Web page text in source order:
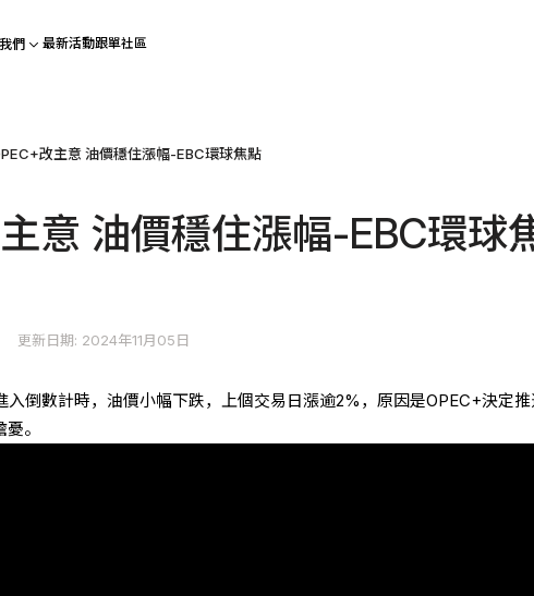
們 最新活動跟單社區
改主意 油價穩住漲幅-EBC環球焦點
意 油價穩住漲幅-EBC環球
更新日期: 2024年11月05日
入倒數計時，油價小幅下跌，上個交易日漲逾2%，原因是OPEC+決定推
。